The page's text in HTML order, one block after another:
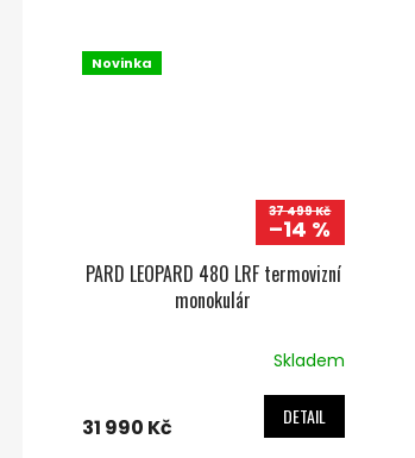
Novinka
37 499 Kč
–14 %
PARD LEOPARD 480 LRF termovizní
monokulár
Skladem
31 990 Kč DETAIL